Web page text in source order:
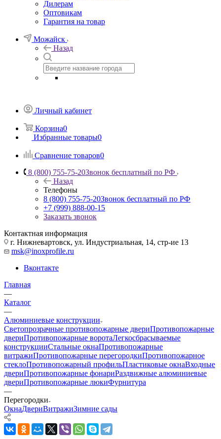
Дилерам
Оптовикам
Гарантия на товар
Можайск
Назад
Личный кабинет
Корзина0
Избранные товары0
Сравнение товаров0
8 (800) 755-75-20Звонок бесплатный по РФ
Назад
Телефоны
8 (800) 755-75-20Звонок бесплатный по РФ
+7 (999) 888-00-15
Заказать звонок
Контактная информация
г. Нижневартовск, ул. Индустриальная, 14, стр-ие 13
msk@inoxprofile.ru
Вконтакте
Главная
—
Каталог
—
Алюминиевые конструкции
Светопрозрачные противопожарные двериПротивопожарные
двериПротивопожарные воротаЛегкосбрасываемые
конструкцииСтальные окнаПротивопожарные
витражиПротивопожарные перегородкиПротивопожарное
стеклоПротивопожарный профильПластиковые окнаВходные
двериПротивопожарные фонариРаздвижные алюминиевые
двериПротивопожарные люкиФурнитура
—
Перегородки
ОкнаДвериВитражиЗимние сады